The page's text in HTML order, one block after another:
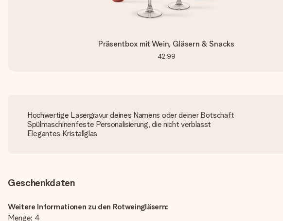
Präsentbox mit Wein, Gläsern & Snacks
42,99
Hochwertige Lasergravur deines Namens oder deiner Botschaft
Spülmaschinenfeste Personalisierung, die nicht verblasst
Elegantes Kristallglas
Geschenkdaten
Weitere Informationen zu den Rotweingläsern:
Menge: 4